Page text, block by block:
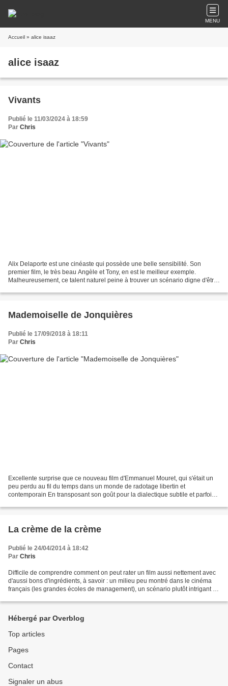
MENU
Accueil » alice isaaz
alice isaaz
Vivants
Publié le 11/03/2024 à 18:59
Par Chris
Alix Delaporte est une cinéaste qui possède une belle sensibilité. Son
premier film, le très beau Angèle et Tony, en est le meilleur exemple.
Malheureusement, ce talent naturel peine à trouver un scénario digne d'être
Mademoiselle de Jonquières
Publié le 17/09/2018 à 18:11
Par Chris
Excellente surprise que ce nouveau film d'Emmanuel Mouret, qui s'était un
peu perdu au fil du temps dans un monde de radotage libertin et
contemporain En transposant son goût pour la dialectique subtile et parfois
La crème de la crème
Publié le 24/04/2014 à 18:42
Par Chris
Difficile de comprendre comment on peut rater un film aussi nettement avec
d'aussi bons d'ingrédients, à savoir : un milieu peu montré dans le cinéma
français (les grandes écoles de management), un scénario plutôt intrigant (la
Hébergé par Overblog
Top articles
Pages
Contact
Signaler un abus